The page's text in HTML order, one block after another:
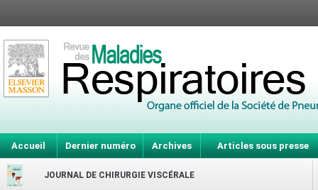
Accueil Dernier numéro Archives Articles sous presse
JOURNAL DE CHIRURGIE VISCÉRALE